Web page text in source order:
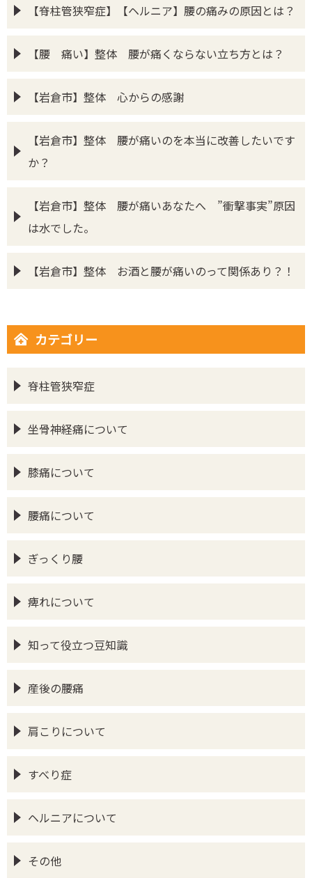
【脊柱管狭窄症】【ヘルニア】腰の痛みの原因とは？
【腰 痛い】整体 腰が痛くならない立ち方とは？
【岩倉市】整体 心からの感謝
【岩倉市】整体 腰が痛いのを本当に改善したいです
か？
【岩倉市】整体 腰が痛いあなたへ ”衝撃事実”原因
は水でした。
【岩倉市】整体 お酒と腰が痛いのって関係あり？！
カテゴリー
脊柱管狭窄症
坐骨神経痛について
膝痛について
腰痛について
ぎっくり腰
痺れについて
知って役立つ豆知識
産後の腰痛
肩こりについて
すべり症
ヘルニアについて
その他